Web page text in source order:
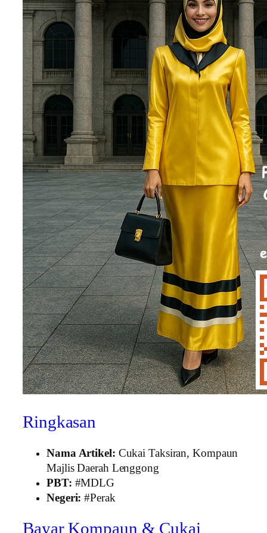
Ringkasan
Nama Artikel: Cukai Taksiran, Kompaun
Majlis Daerah Lenggong
PBT: #MDLG
Negeri: #Perak
Bayar Kompaun & Cukai